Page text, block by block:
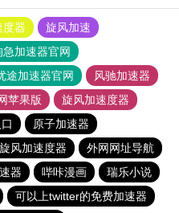
度器
旋风加速
急加速器官网
途加速器官网
风驰加速器
苹果版
旋风加速度器
原子加速器
旋风加速度器
外网网址导航
器 哔咔漫画
瑞乐小说
可以上twitter的免费加速器